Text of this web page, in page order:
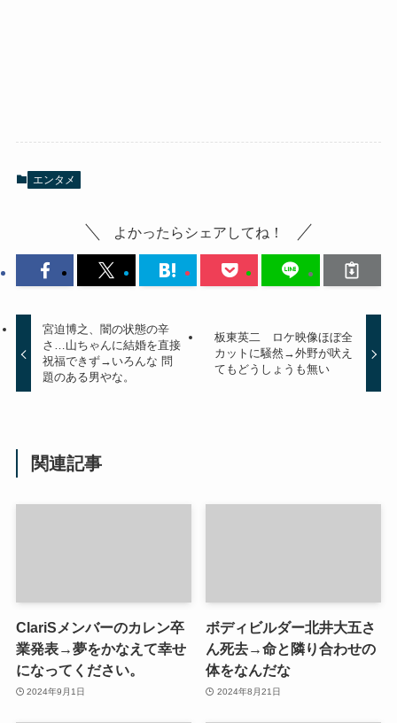
エンタメ
よかったらシェアしてね！
宮迫博之、闇の状態の辛
さ…山ちゃんに結婚を直接
祝福できず→いろんな 問
題のある男やな。
板東英二 ロケ映像ほぼ全
カットに騒然→外野が吠え
てもどうしょうも無い
関連記事
ClariSメンバーのカレン卒
業発表→夢をかなえて幸せ
になってください。
2024年9月1日
ボディビルダー北井大五さ
ん死去→命と隣り合わせの
体をなんだな
2024年8月21日